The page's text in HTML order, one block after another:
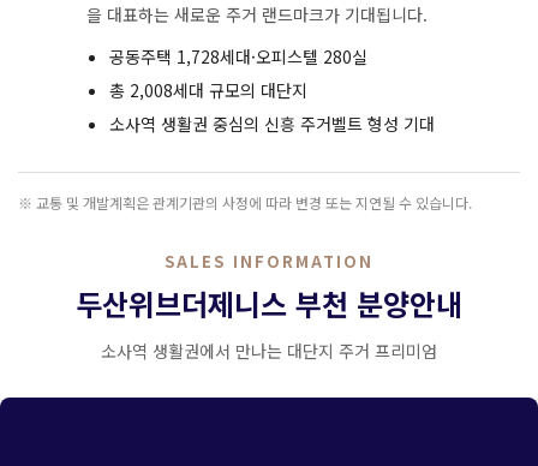
을 대표하는 새로운 주거 랜드마크가 기대됩니다.
공동주택 1,728세대·오피스텔 280실
총 2,008세대 규모의 대단지
소사역 생활권 중심의 신흥 주거벨트 형성 기대
※ 교통 및 개발계획은 관계기관의 사정에 따라 변경 또는 지연될 수 있습니다.
SALES INFORMATION
두산위브더제니스 부천 분양안내
소사역 생활권에서 만나는 대단지 주거 프리미엄